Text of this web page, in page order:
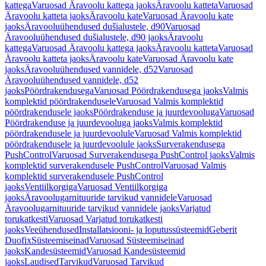
kattegaVaruosad Äravoolu kattega jaoksÄravoolu kattetaVaruosad
Äravoolu katteta jaoksÄravoolu kateVaruosad Äravoolu kate
jaoksÄravooluühendused dušialustele, d90Varuosad
Äravooluühendused dušialustele, d90 jaoksÄravoolu
kattegaVaruosad Äravoolu kattega jaoksÄravoolu kattetaVaruosad
Äravoolu katteta jaoksÄravoolu kateVaruosad Äravoolu kate
jaoksÄravooluühendused vannidele, d52Varuosad
Äravooluühendused vannidele, d52
jaoksPöördrakendusegaVaruosad Pöördrakendusega jaoksValmis
komplektid pöördrakenduseleVaruosad Valmis komplektid
pöördrakendusele jaoksPöördrakenduse ja juurdevoolugaVaruosad
Pöördrakenduse ja juurdevooluga jaoksValmis komplektid
pöördrakendusele ja juurdevooluleVaruosad Valmis komplektid
pöördrakendusele ja juurdevoolule jaoksSurverakendusega
PushControlVaruosad Surverakendusega PushControl jaoksValmis
komplektid surverakendusele PushControlVaruosad Valmis
komplektid surverakendusele PushControl
jaoksVentiilkorgigaVaruosad Ventiilkorgiga
jaoksÄravoolugarnituuride tarvikud vannideleVaruosad
Äravoolugarnituuride tarvikud vannidele jaoksVarjatud
torukatkestiVaruosad Varjatud torukatkesti
jaoksVeeühendusedInstallatsiooni- ja loputussüsteemidGeberit
DuofixSüsteemiseinadVaruosad Süsteemiseinad
jaoksKandesüsteemidVaruosad Kandesüsteemid
jaoksLaudisedTarvikudVaruosad Tarvikud